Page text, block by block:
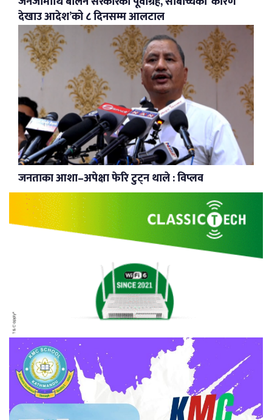
देखाउ आदेश’को ८ दिनसम्म आलटाल
जनताका आशा–अपेक्षा फेरि टुट्न थाले : विप्लव